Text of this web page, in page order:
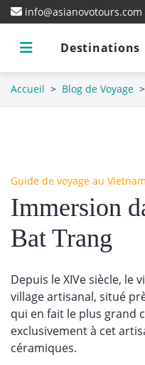
info@asianovotours.com
Destinations
Accueil > Blog de Voyage >
Guide de voyage au Vietnam
Immersion
Bat Trang
Depuis le XIVe siècle, le
village artisanal, situé
qui en fait le plus grand
exclusivement à cet
céramiques.